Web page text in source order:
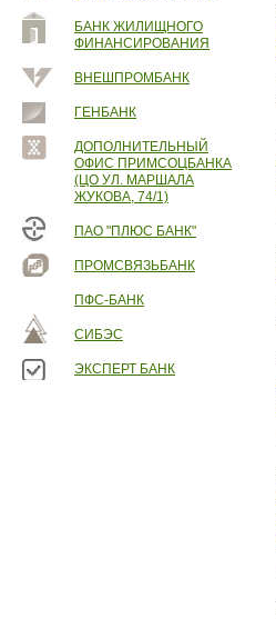
БАНК ЖИЛИЩНОГО
ФИНАНСИРОВАНИЯ
ВНЕШПРОМБАНК
ГЕНБАНК
ДОПОЛНИТЕЛЬНЫЙ
ОФИС ПРИМСОЦБАНКА
(ЦО УЛ. МАРШАЛА
ЖУКОВА, 74/1)
ПАО "ПЛЮС БАНК"
ПРОМСВЯЗЬБАНК
ПФС-БАНК
СИБЭС
ЭКСПЕРТ БАНК